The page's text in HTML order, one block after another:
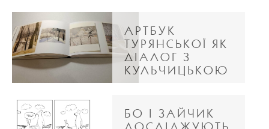
АРТБУК
ТУРЯНСЬКОЇ ЯК
ДІАЛОГ З
КУЛЬЧИЦЬКОЮ
БО І ЗАЙЧИК